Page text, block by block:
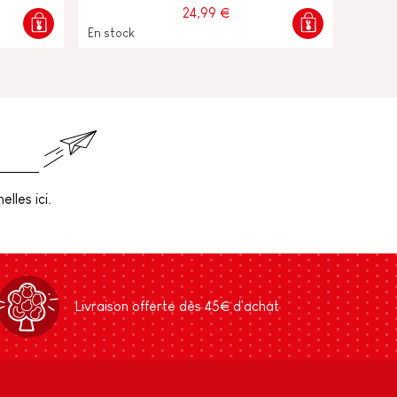
24,99 €
En stock
ici.
Livraison offerte dès 45€ d'achat